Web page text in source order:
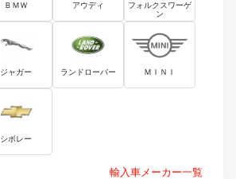
ＢＭＷ アウディ
フォルクスワーゲ
ン
ジャガー ランドローバー ＭＩＮＩ
シボレー
輸入車メーカー一覧